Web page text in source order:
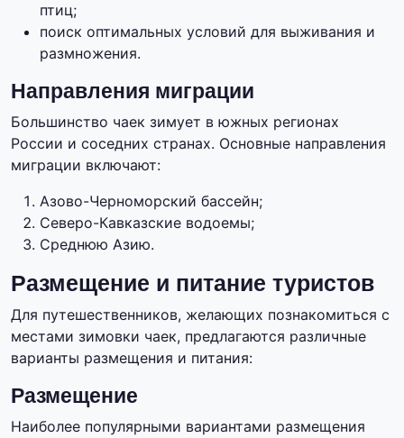
птиц;
поиск оптимальных условий для выживания и
размножения.
Направления миграции
Большинство чаек зимует в южных регионах
России и соседних странах. Основные направления
миграции включают:
Азово-Черноморский бассейн;
Северо-Кавказские водоемы;
Среднюю Азию.
Размещение и питание туристов
Для путешественников, желающих познакомиться с
местами зимовки чаек, предлагаются различные
варианты размещения и питания:
Размещение
Наиболее популярными вариантами размещения